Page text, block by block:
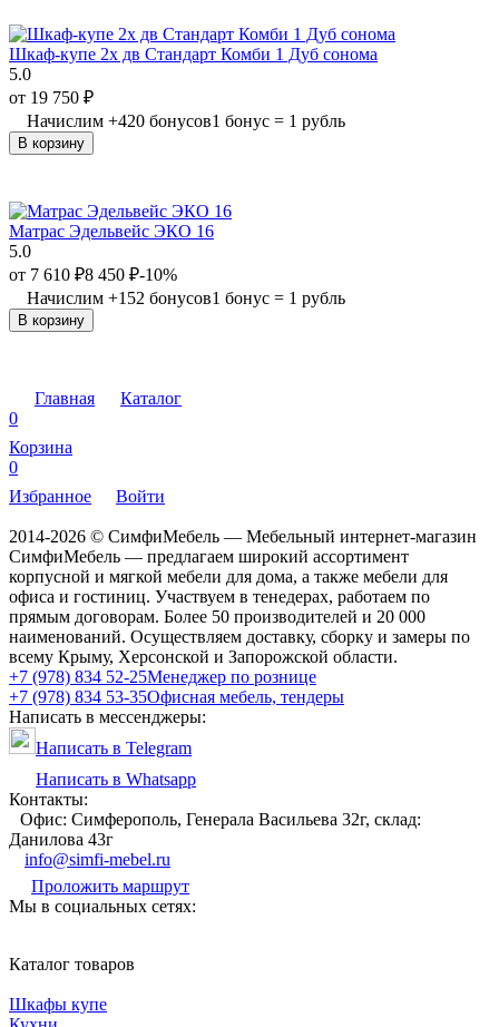
Шкаф-купе 2х дв Стандарт Комби 1 Дуб сонома
5.0
от 19 750 ₽
Начислим +420 бонусов1 бонус = 1 рубль
В корзину
Матрас Эдельвейс ЭКО 16
5.0
от 7 610 ₽8 450 ₽-10%
Начислим +152 бонусов1 бонус = 1 рубль
В корзину
Главная
Каталог
0
Корзина
0
Избранное
Войти
2014-2026 © СимфиМебель — Мебельный интернет-магазин
СимфиМебель — предлагаем широкий ассортимент
корпусной и мягкой мебели для дома, а также мебели для
офиса и гостиниц. Участвуем в тенедерах, работаем по
прямым договорам. Более 50 производителей и 20 000
наименований. Осуществляем доставку, сборку и замеры по
всему Крыму, Херсонской и Запорожской области.
+7 (978) 834 52-25Менеджер по рознице
+7 (978) 834 53-35Офисная мебель, тендеры
Написать в мессенджеры:
Написать в Telegram
Написать в Whatsapp
Контакты:
Офис: Симферополь, Генерала Васильева 32г, склад:
Данилова 43г
info@simfi-mebel.ru
Проложить маршрут
Мы в социальных сетях:
Каталог товаров
Шкафы купе